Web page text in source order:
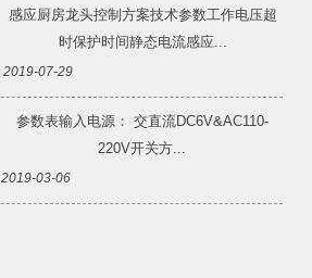
感应厨房龙头控制方案技术参数工作电压超
时保护时间静态电流感应...
2019-07-29
参数表输入电源： 交直流DC6V&AC110-
220V开关方...
2019-03-06